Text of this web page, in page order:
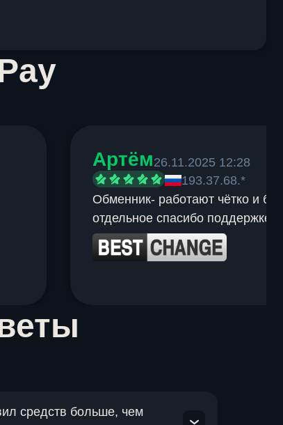
Артём26.11.2025 12:28
193.37.68.*
Обменник- работают чётко и
отдельное спасибо поддержке.
средств больше, чем